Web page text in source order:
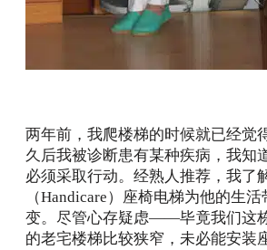
两年前，我爬楼梯的时候就已经觉
久后我被诊断患有某种疾病，我知
必须采取行动。经熟人推荐，我了
（Handicare）座椅电梯为他的生
变。尽管心存疑虑——毕竟我们这
的老宅楼梯比较狭窄，未必能安